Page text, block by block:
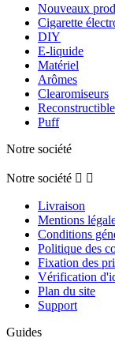
Nouveaux
Cigarette
DIY
E-liquide
Matériel
Arômes
Clearomiseurs
Puff
Notre société
Notre société  
Livraison
Mentions
Conditions
Politique des
Fixation des
Vérification
Plan du site
Support
Guides